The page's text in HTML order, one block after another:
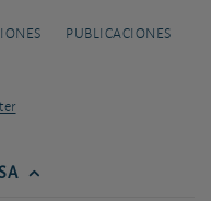
PUBLICACIONES